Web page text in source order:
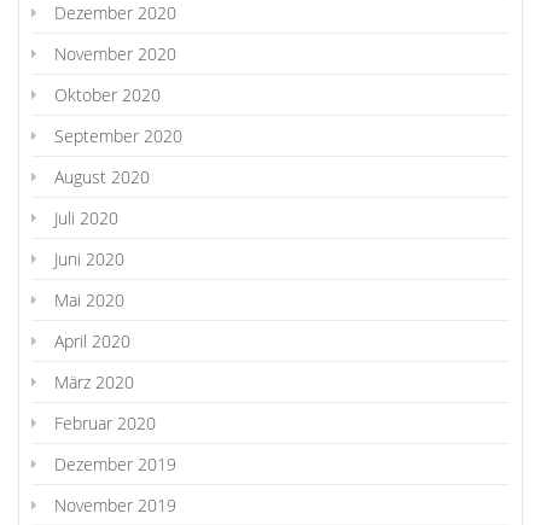
Dezember 2020
November 2020
Oktober 2020
September 2020
August 2020
Juli 2020
Juni 2020
Mai 2020
April 2020
März 2020
Februar 2020
Dezember 2019
November 2019